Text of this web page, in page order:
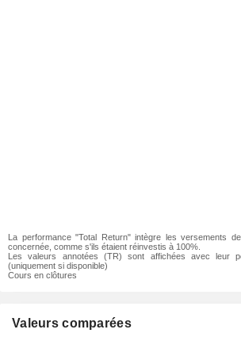
La performance "Total Return" intègre les versements
concernée, comme s'ils étaient réinvestis à 100%.
Les valeurs annotées (TR) sont affichées avec leur
(uniquement si disponible)
Cours en clôtures
Valeurs comparées